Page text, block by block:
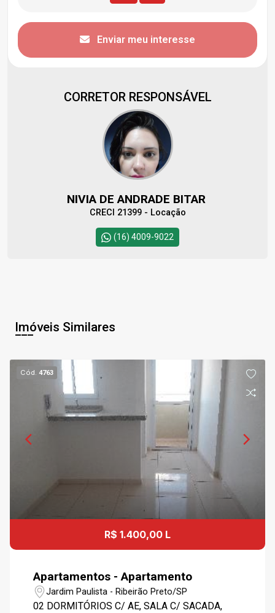
Enviar meu interesse
CORRETOR RESPONSÁVEL
NIVIA DE ANDRADE BITAR
CRECI 21399 - Locação
(16) 4009-9022
Imóveis Similares
Cód.4763
R$ 1.400,00 L
Apartamentos - Apartamento
Jardim Paulista - Ribeirão Preto/SP
02 DORMITÓRIOS C/ AE, SALA C/ SACADA,